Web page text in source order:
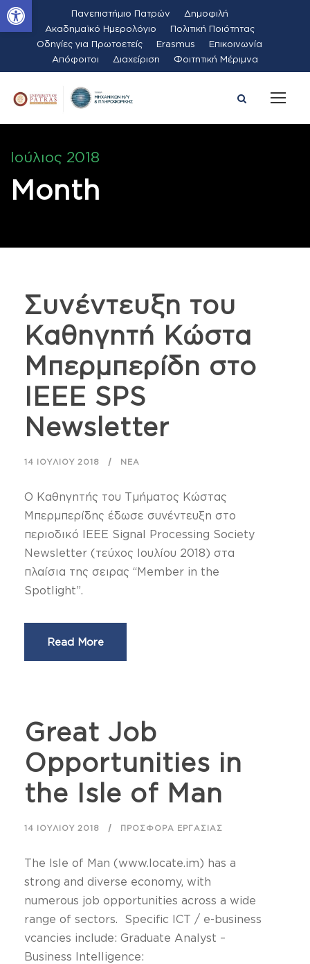
Ανοίξτε τη γραμμή εργαλείων Πανεπιστήμιο Πατρών
Δημοφιλή
Ακαδημαϊκό Ημερολόγιο
Πολιτική Ποιότητας
Οδηγίες για Πρωτοετείς
Erasmus
Επικοινωνία
Απόφοιτοι
Διαχείριση Φοιτητική Μέριμνα
Ιούλιος 2018
Month
Συνέντευξη του
Καθηγητή Κώστα
Μπερμπερίδη στο
IEEE SPS
Newsletter
14 ΙΟΥΛΊΟΥ 2018 ΝΈΑ
Ο Καθηγητής του Τμήματος Κώστας
Μπερμπερίδης έδωσε συνέντευξη στο
περιοδικό IEEE Signal Processing Society
Newsletter (τεύχος Ιουλίου 2018) στα
πλαίσια της σειρας “Member in the
Spotlight”.
Read More
Great Job
Opportunities in
the Isle of Man
14 ΙΟΥΛΊΟΥ 2018 ΠΡΟΣΦΟΡΆ ΕΡΓΑΣΊΑΣ
The Isle of Man (www.locate.im) has a
strong and diverse economy, with
numerous job opportunities across a wide
range of sectors. Specific ICT / e-business
vcancies include: Graduate Analyst –
Business Intelligence: